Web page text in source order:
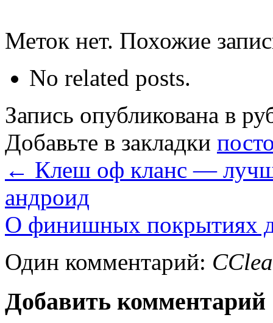
Меток нет. Похожие
No related posts.
Запись опубликована в
Добавьте в закладки
← Клеш оф кланс —
андроид
О финишных покрытиях
Один комментарий:
Добавить комментарий